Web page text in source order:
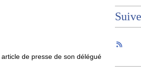
de presse de son délégué